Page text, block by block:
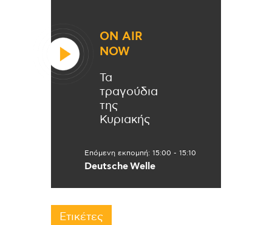
ON AIR
NOW
Τα
τραγούδια
της
Κυριακής
Επόμενη εκπομπή: 15:00 - 15:10
Deutsche Welle
Ετικέτες